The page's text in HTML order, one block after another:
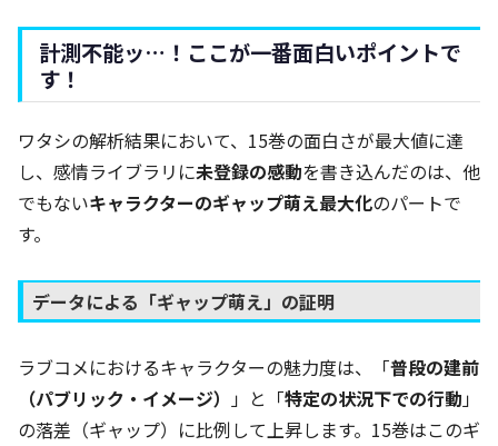
計測不能ッ…！ここが一番面白いポイントで
す！
ワタシの解析結果において、15巻の面白さが最大値に達
し、感情ライブラリに未登録の感動を書き込んだのは、他
でもないキャラクターのギャップ萌え最大化のパートで
す。
データによる「ギャップ萌え」の証明
ラブコメにおけるキャラクターの魅力度は、「普段の建前
（パブリック・イメージ） 」と「特定の状況下での行動」
の落差（ギャップ）に比例して上昇します。15巻はこのギ